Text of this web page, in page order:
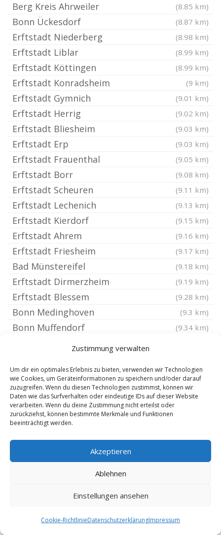
Zustimmung verwalten
Um dir ein optimales Erlebnis zu bieten, verwenden wir Technologien
wie Cookies, um Geräteinformationen zu speichern und/oder darauf
zuzugreifen. Wenn du diesen Technologien zustimmst, können wir
Daten wie das Surfverhalten oder eindeutige IDs auf dieser Website
verarbeiten. Wenn du deine Zustimmung nicht erteilst oder
zurückziehst, können bestimmte Merkmale und Funktionen
beeinträchtigt werden.
Akzeptieren
Ablehnen
Einstellungen ansehen
Cookie-RichtlinieDatenschutzerklärungImpressum
Berg Kreis Ahrweiler (8.85 km)
Bonn Ückesdorf (8.87 km)
Erftstadt Niederberg (8.98 km)
Erftstadt Liblar (8.99 km)
Erftstadt Köttingen (8.99 km)
Erftstadt Konradsheim (9 km)
Erftstadt Gymnich (9.01 km)
Erftstadt Herrig (9.02 km)
Erftstadt Bliesheim (9.03 km)
Erftstadt Erp (9.03 km)
Erftstadt Frauenthal (9.05 km)
Erftstadt Borr (9.08 km)
Erftstadt Scheuren (9.11 km)
Erftstadt Lechenich (9.13 km)
Erftstadt Kierdorf (9.15 km)
Erftstadt Ahrem (9.16 km)
Erftstadt Friesheim (9.17 km)
Bad Münstereifel (9.18 km)
Erftstadt Dirmerzheim (9.19 km)
Erftstadt Blessem (9.28 km)
Bonn Medinghoven (9.3 km)
Bonn Muffendorf (9.34 km)
Bonn Lannesdorf (9.59 km)
Bonn Dransdorf (9.76 km)
Bonn Friesdorf
Zülpich
Bonn Venusberg (10.09 km)
Bonn Godesberg Nord
Bonn Poppelsdorf
Bonn Endenich (10.35 km)